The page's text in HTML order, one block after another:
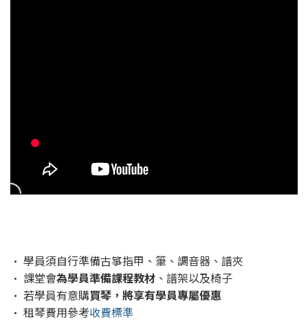
• 學員須自行準備古箏指甲、筆、調音器、譜夾
• 課堂會為學員準備課程教材 、譜架以及椅子
• 若學員有意購買琴，將享有學員專屬優惠
• 租琴費用參考收費標準